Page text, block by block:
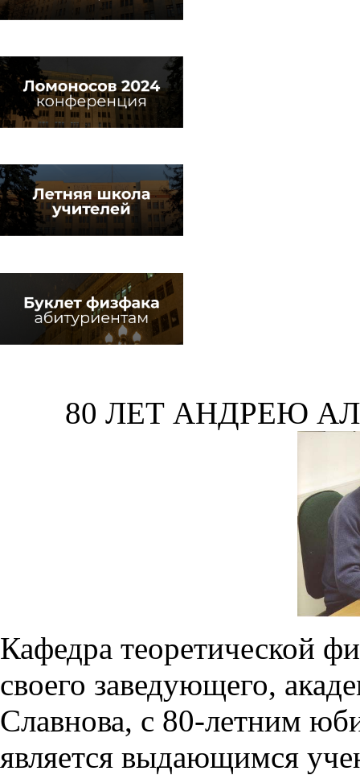
80 ЛЕТ АНДРЕЮ
Кафедра теоретической
своего заведующего,
Славнова, с 80-летним
является выдающимся